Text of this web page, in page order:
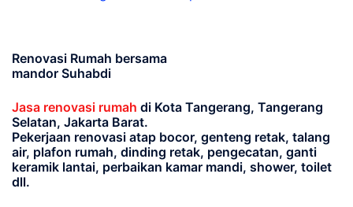
Renovasi Rumah bersama
mandor Suhabdi
Jasa renovasi rumah di Kota Tangerang, Tangerang
Selatan, Jakarta Barat.
Pekerjaan renovasi atap bocor, genteng retak, talang
air, plafon rumah, dinding retak, pengecatan, ganti
keramik lantai, perbaikan kamar mandi, shower, toilet
dll.